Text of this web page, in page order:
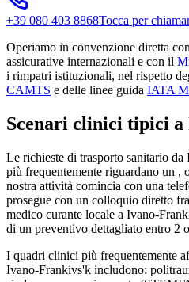
+39 080 403 8868Tocca per
Operiamo in convenzione diretta
assicurative internazionali e con il
i rimpatri istituzionali, nel rispetto
CAMTS e delle linee guida IATA
Scenari clinici tipici a
Le richieste di trasporto sanitario da
più frequentemente riguardano un ,
nostra attività comincia con una
prosegue con un colloquio diretto
medico curante locale a Ivano-
di un preventivo dettagliato entro 2
I quadri clinici più frequentemente
Ivano-Frankivs'k includono: